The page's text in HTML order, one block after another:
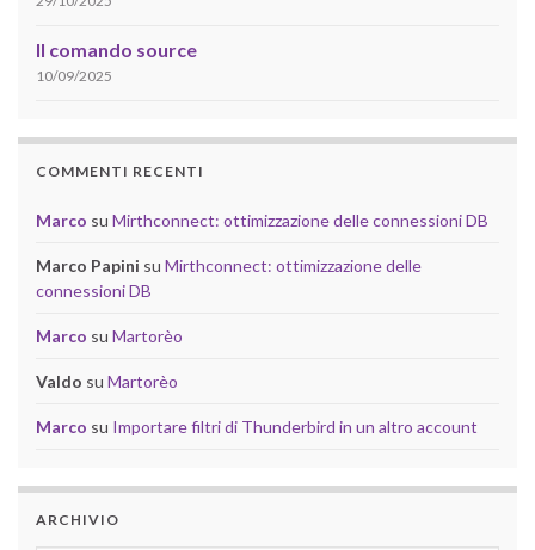
Il comando source
10/09/2025
COMMENTI RECENTI
Marco su Mirthconnect: ottimizzazione delle connessioni DB
Marco Papini su Mirthconnect: ottimizzazione delle
connessioni DB
Marco su Martorèo
Valdo su Martorèo
Marco su Importare filtri di Thunderbird in un altro account
ARCHIVIO